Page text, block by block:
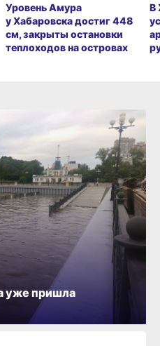
Уровень Амура
у Хабаровска достиг 448
см, закрыты остановки
теплоходов на островах
В
уже пришла